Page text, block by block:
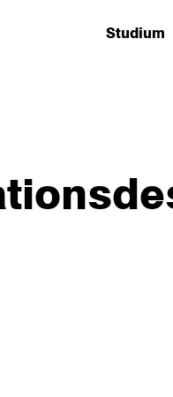
Studium
(has